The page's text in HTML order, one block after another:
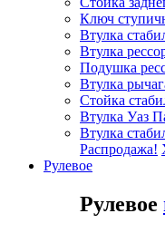
Ключ
Втулка
Втулка
Подушка
Втулка
Стойка
Втулка Уаз
Втулка
Распродажа!
Рулевое
Рулевое